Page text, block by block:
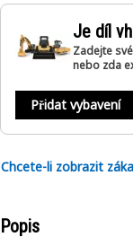
Je díl
Zadejte
nebo zda
Přidat vybavení
Chcete-li zobrazit
Popis